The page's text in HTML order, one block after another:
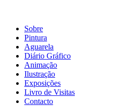
Sobre
Pintura
Aguarela
Diário Gráfico
Animação
Ilustração
Exposições
Livro de Visitas
Contacto